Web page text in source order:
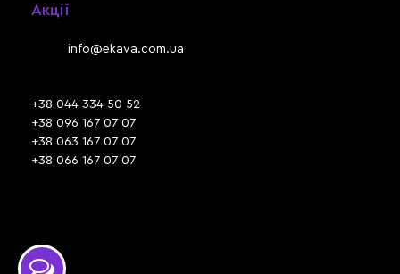
Акції
info@ekava.com.ua
+38 044 334 50 52
+38 096 167 07 07
+38 063 167 07 07
+38 066 167 07 07